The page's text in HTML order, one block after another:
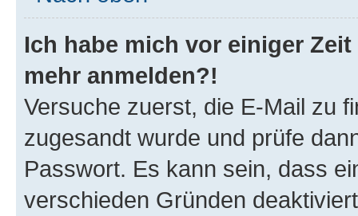
Ich habe mich vor einiger
mehr anmelden?!
Versuche zuerst, die E-Mail zu
zugesandt wurde und prüfe
Passwort. Es kann sein, dass
verschieden Gründen